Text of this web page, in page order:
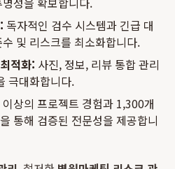
독자적인 검수 시스템과 긴급 대
및 리스크를 최소화합니다.
적화: 사진, 정보, 리뷰 통합 관리
극대화합니다.
상의 프로젝트 경험과 1,300개
통해 검증된 전문성을 제공합니